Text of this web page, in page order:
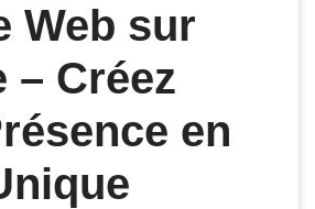
Web sur
– Créez
en